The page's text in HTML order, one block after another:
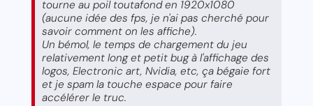
tourne au poil toutafond en 1920x1080
(aucune idée des fps, je n'ai pas cherché pour
savoir comment on les affiche).
Un bémol, le temps de chargement du jeu
relativement long et petit bug à l'affichage des
logos, Electronic art, Nvidia, etc, ça bégaie fort
et je spam la touche espace pour faire
accélérer le truc.